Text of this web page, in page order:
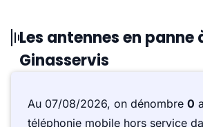
Les antennes en panne
Ginasservis
Au 07/08/2026, on dénombre 0
téléphonie mobile hors service